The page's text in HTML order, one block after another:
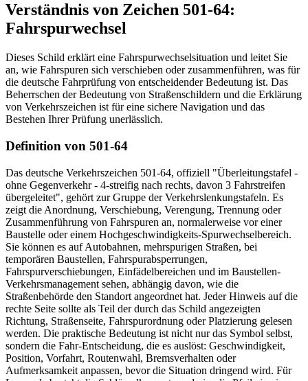
Verständnis von Zeichen 501-64:
Fahrspurwechsel
Dieses Schild erklärt eine Fahrspurwechselsituation und leitet Sie
an, wie Fahrspuren sich verschieben oder zusammenführen, was für
die deutsche Fahrprüfung von entscheidender Bedeutung ist. Das
Beherrschen der Bedeutung von Straßenschildern und die Erklärung
von Verkehrszeichen ist für eine sichere Navigation und das
Bestehen Ihrer Prüfung unerlässlich.
Definition von 501-64
Das deutsche Verkehrszeichen 501-64, offiziell "Überleitungstafel -
ohne Gegenverkehr - 4-streifig nach rechts, davon 3 Fahrstreifen
übergeleitet", gehört zur Gruppe der Verkehrslenkungstafeln. Es
zeigt die Anordnung, Verschiebung, Verengung, Trennung oder
Zusammenführung von Fahrspuren an, normalerweise vor einer
Baustelle oder einem Hochgeschwindigkeits-Spurwechselbereich.
Sie können es auf Autobahnen, mehrspurigen Straßen, bei
temporären Baustellen, Fahrspurabsperrungen,
Fahrspurverschiebungen, Einfädelbereichen und im Baustellen-
Verkehrsmanagement sehen, abhängig davon, wie die
Straßenbehörde den Standort angeordnet hat. Jeder Hinweis auf die
rechte Seite sollte als Teil der durch das Schild angezeigten
Richtung, Straßenseite, Fahrspurordnung oder Platzierung gelesen
werden. Die praktische Bedeutung ist nicht nur das Symbol selbst,
sondern die Fahr-Entscheidung, die es auslöst: Geschwindigkeit,
Position, Vorfahrt, Routenwahl, Bremsverhalten oder
Aufmerksamkeit anpassen, bevor die Situation dringend wird. Für